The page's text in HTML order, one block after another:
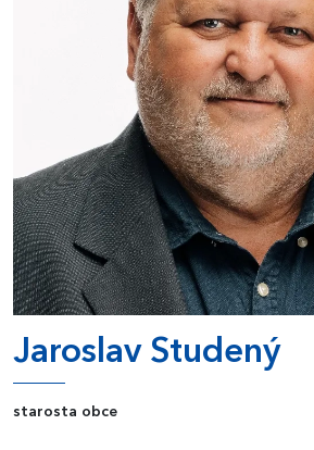
Jaroslav Studený
starosta obce